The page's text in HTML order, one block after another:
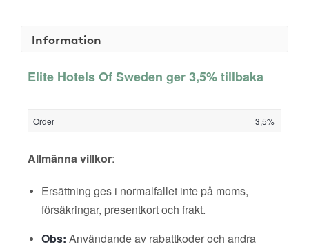
Information
Elite Hotels Of Sweden ger 3,5% tillbaka
Order 3,5%
Allmänna villkor:
Ersättning ges i normalfallet inte på moms,
försäkringar, presentkort och frakt.
Obs: Användande av rabattkoder och andra